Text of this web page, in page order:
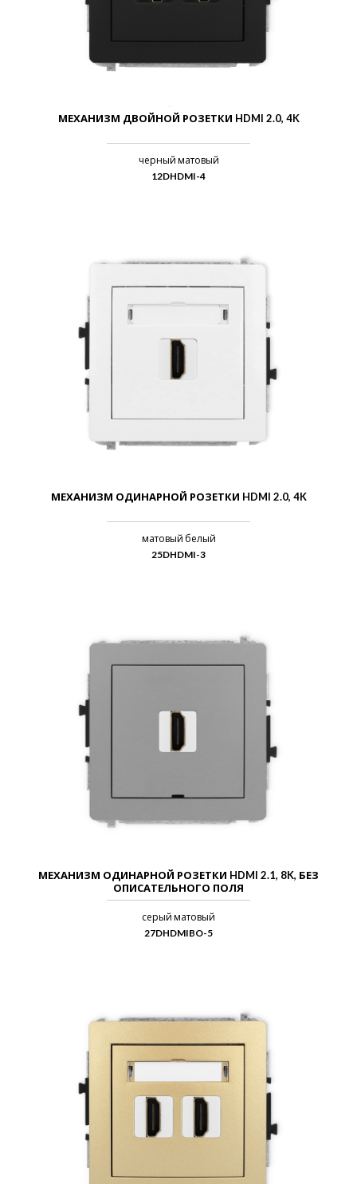
МЕХАНИЗМ ДВОЙНОЙ РОЗЕТКИ HDMI 2.0, 4K
черный матовый
12DHDMI-4
МЕХАНИЗМ ОДИНАРНОЙ РОЗЕТКИ HDMI 2.0, 4K
матовый белый
25DHDMI-3
МЕХАНИЗМ ОДИНАРНОЙ РОЗЕТКИ HDMI 2.1, 8K, БЕЗ
ОПИСАТЕЛЬНОГО ПОЛЯ
серый матовый
27DHDMIBO-5